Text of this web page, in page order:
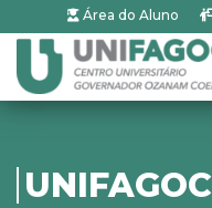
Área do Aluno
UNIFAGOC